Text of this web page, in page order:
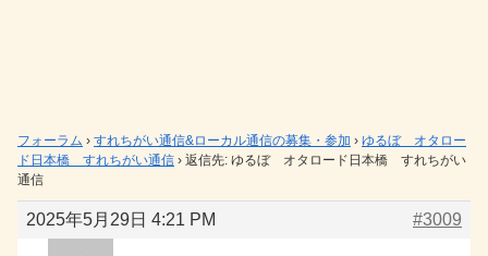
フォーラム › すれちがい通信&ローカル通信の募集・参加 › ゆるぼ オタロー
ド日本橋 すれちがい通信 › 返信先: ゆるぼ オタロード日本橋 すれちがい
通信
2025年5月29日 4:21 PM #3009